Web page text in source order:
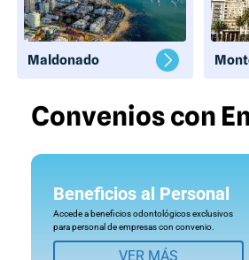
Maldonado
Convenios con
Beneficios al Personal
Accede a beneficios odontológicos exclusivos
para personal de empresas con convenio.
VER MÁS